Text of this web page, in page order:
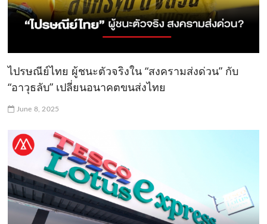
ไปรษณีย์ไทย ผู้ชนะตัวจริงใน “สงครามส่งด่วน” กับ
“อาวุธลับ” เปลี่ยนอนาคตขนส่งไทย
June 8, 2025